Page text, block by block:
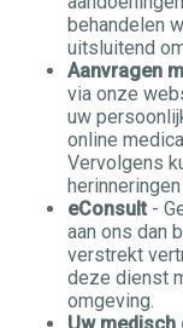
behandelen
uitsluitend
Aanvragen
via onze
uw
online
Vervolgens
eConsult -
aan ons dan
verstrekt
deze dienst
omgeving.